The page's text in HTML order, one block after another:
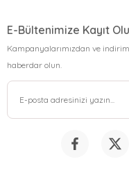
E-Bültenimize Kayıt
Kampanyalarımızdan ve
haberdar olun.